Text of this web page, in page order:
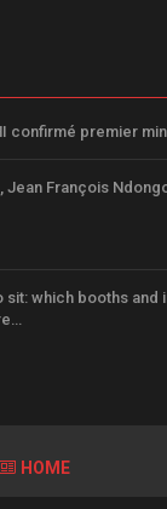
confirmé premier
Jean François
sit: which booths and
HOME